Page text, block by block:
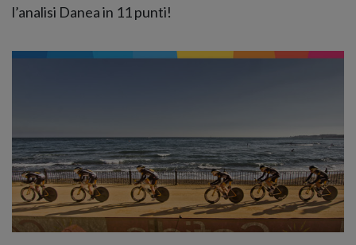
l’analisi Danea in 11 punti!